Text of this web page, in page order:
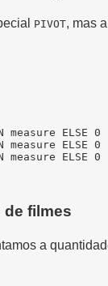
PIVOT, mas
measure ELSE 0
measure ELSE 0
measure ELSE 0
filmes
a